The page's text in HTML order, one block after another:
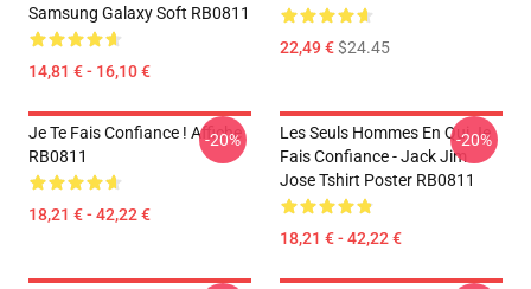
Samsung Galaxy Soft RB0811
14,81 € - 16,10 €
22,49 €$24.45
Je Te Fais Confiance ! Affiche
RB0811
18,21 € - 42,22 €
-20%
Les Seuls Hommes En Qui Je
Fais Confiance - Jack Jim
Jose Tshirt Poster RB0811
18,21 € - 42,22 €
-20%